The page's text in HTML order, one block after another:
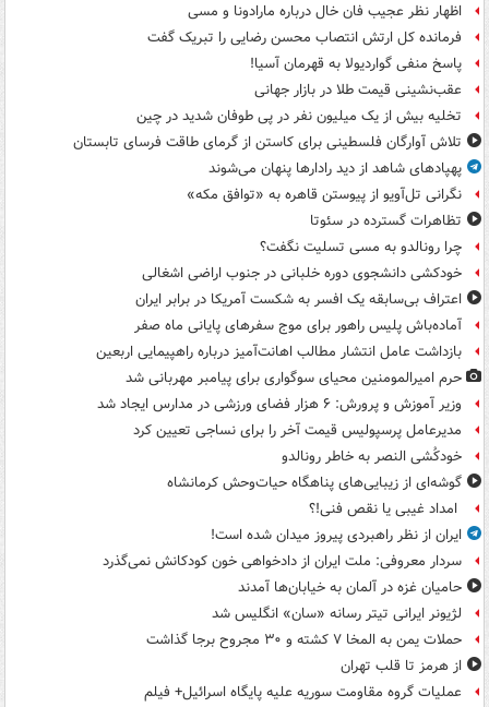
اظهار نظر عجیب فان خال درباره مارادونا و مسی
فرمانده کل ارتش انتصاب محسن رضایی را تبریک گفت
پاسخ منفی گواردیولا به قهرمان آسیا!
عقب‌نشینی قیمت طلا در بازار جهانی
تخلیه بیش از یک میلیون نفر در پی طوفان شدید در چین
تلاش آوارگان فلسطینی برای کاستن از گرمای طاقت فرسای تابستان
پهپادهای شاهد از دید رادارها پنهان می‌شوند
نگرانی تل‌آویو از پیوستن قاهره به «توافق مکه»
تظاهرات گسترده در سئوتا
چرا رونالدو به مسی تسلیت نگفت؟
خودکشی دانشجوی دوره خلبانی در جنوب اراضی اشغالی
اعتراف بی‌سابقه یک افسر به شکست آمریکا در برابر ایران
آماده‌باش پلیس راهور برای موج سفرهای پایانی ماه صفر
بازداشت عامل انتشار مطالب اهانت‌آمیز درباره راهپیمایی اربعین
حرم امیرالمومنین محیای سوگواری برای پیامبر مهربانی شد
وزیر آموزش و پرورش: ۶ هزار فضای ورزشی در مدارس ایجاد شد
مدیرعامل پرسپولیس قیمت آخر را برای نساجی تعیین کرد
خودکُشی النصر به خاطر رونالدو
گوشه‌ای از زیبایی‌های پناهگاه‌ حیات‌وحش کرمانشاه
امداد غیبی یا نقص فنی!؟
ایران از نظر راهبردی پیروز میدان شده است!
سردار معروفی: ملت ایران از دادخواهی خون کودکانش نمی‌گذرد
حامیان غزه در آلمان به خیابان‌ها آمدند
لژیونر ایرانی تیتر رسانه «سان» انگلیس شد
حملات یمن به المخا ۷ کشته و ۳۰ مجروح برجا گذاشت
از هرمز تا قلب تهران
عملیات گروه مقاومت سوریه علیه پایگاه اسرائیل+ فیلم